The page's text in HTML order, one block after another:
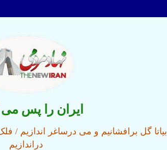
ایران را پس می
بیاتا گل برافشانیم و می درساغر اندازیم
دراندازیم